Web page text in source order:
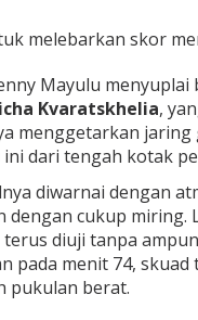
melebarkan skor
Mayulu menyuplai
Kvaratskhelia,
menggetarkan jaring
ini dari tengah kotak
diwarnai dengan
dengan cukup miring.
terus diuji tanpa
pada menit 74, skuad
pukulan berat.